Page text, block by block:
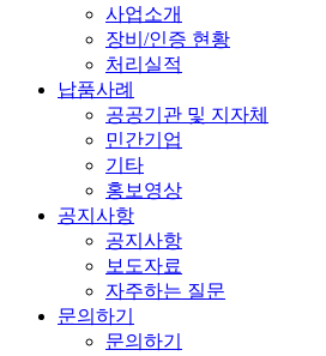
사업소개
장비/인증 현황
처리실적
납품사례
공공기관 및 지자체
민간기업
기타
홍보영상
공지사항
공지사항
보도자료
자주하는 질문
문의하기
문의하기